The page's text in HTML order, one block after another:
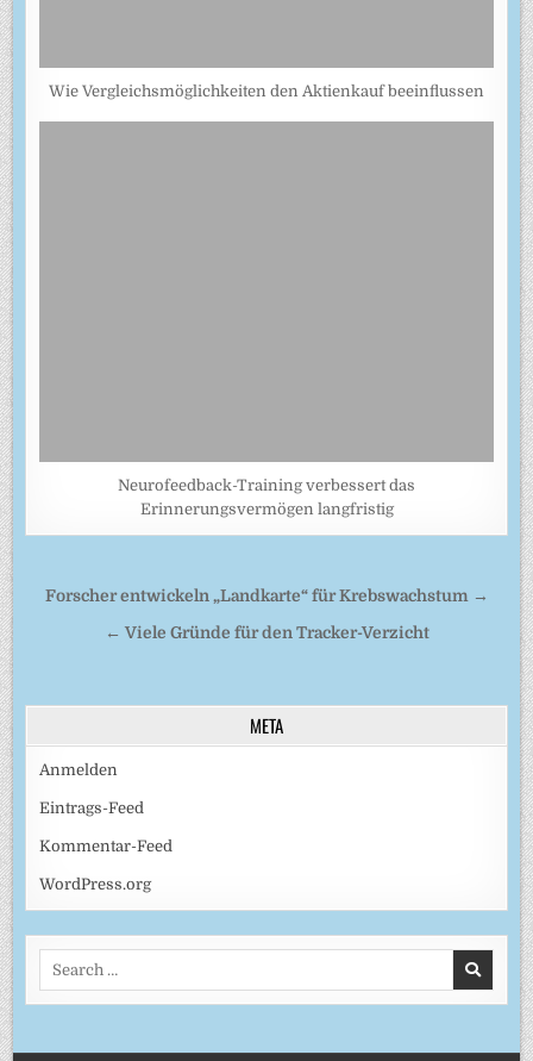
Wie Vergleichsmöglichkeiten den Aktienkauf beeinflussen
Neurofeedback-Training verbessert das
Erinnerungsvermögen langfristig
Beitragsnavigation
Forscher entwickeln „Landkarte“ für Krebswachstum →
← Viele Gründe für den Tracker-Verzicht
META
Anmelden
Eintrags-Feed
Kommentar-Feed
WordPress.org
Search